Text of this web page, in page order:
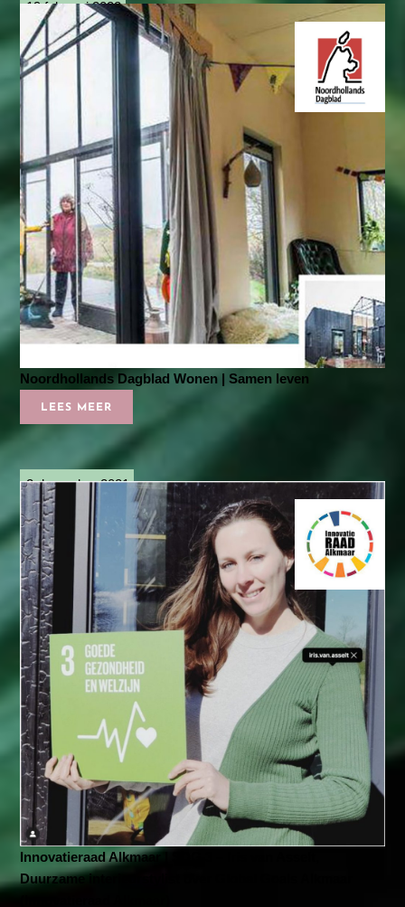
19 februari 2022
Noordhollands Dagblad Wonen | Samen leven
LEES MEER
2 december 2021
Innovatieraad Alkmaar | SDG 3 – Iris van Asselt,
Duurzame interieurstylist over Global Goals Alkmaar